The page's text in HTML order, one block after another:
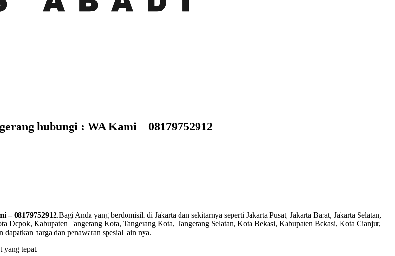
hubungi : WA Kami – 08179752912
– 08179752912.Bagi Anda yang berdomisili di Jakarta dan sekitarnya seperti Jakarta Pusat, Jakarta Barat, Jakarta Selatan,
Depok, Kabupaten Tangerang Kota, Tangerang Kota, Tangerang Selatan, Kota Bekasi, Kabupaten Bekasi, Kota Cianjur,
harga dan penawaran spesial lain nya.
yang tepat.